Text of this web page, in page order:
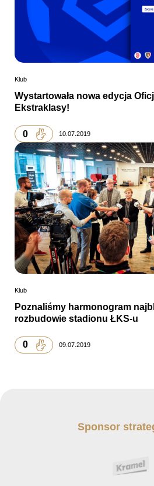
Klub
Wystartowała nowa edycja
Ekstraklasy!
0 10.07.2019
Klub
Poznaliśmy harmonogram
rozbudowie stadionu ŁKS-u
0 09.07.2019
Sponsor